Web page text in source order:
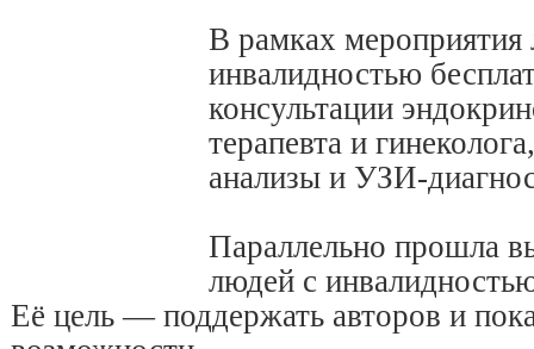
В рамках
инвалидностью
консультации
терапевта и
анализы и УЗИ-
Параллельно прошла
людей с
Её цель — поддержать авторов и